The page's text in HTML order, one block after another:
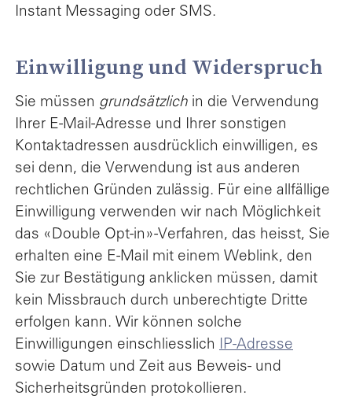
Instant Messaging oder SMS.
Einwilligung und Widerspruch
Sie müssen grundsätzlich in die Verwendung
Ihrer E-Mail-Adresse und Ihrer sonstigen
Kontaktadressen ausdrücklich einwilligen, es
sei denn, die Verwendung ist aus anderen
rechtlichen Gründen zulässig. Für eine allfällige
Einwilligung verwenden wir nach Möglichkeit
das «Double Opt-in»-Verfahren, das heisst, Sie
erhalten eine E-Mail mit einem Weblink, den
Sie zur Bestätigung anklicken müssen, damit
kein Missbrauch durch unberechtigte Dritte
erfolgen kann. Wir können solche
Einwilligungen einschliesslich
IP-Adresse
sowie Datum und Zeit aus Beweis- und
Sicherheitsgründen protokollieren.